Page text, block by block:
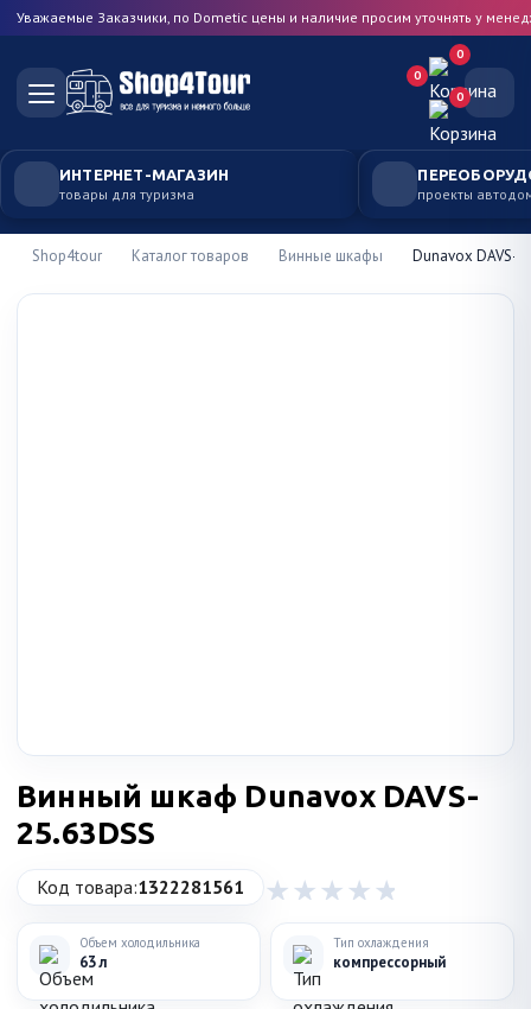
Уважаемые Заказчики, по Dometic цены и наличие просим уточнять у
0
0
0
ИНТЕРНЕТ-МАГАЗИН
товары для туризма проекты
Shop4tour Каталог товаров Винные шкафы Dunavox DAVS-
Винный шкаф Dunavox DAVS-
25.63DSS
Код товара:1322281561
Объем холодильника
63 л
Тип охлаждения
компрессорный